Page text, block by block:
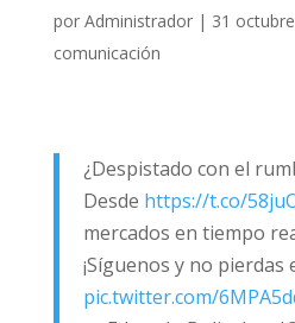
por Administrador| 31
comunicación
¿Despistado con el
Desde https://t.co/
mercados en tiempo
¡Síguenos y no pierdas
pic.twitter.com/